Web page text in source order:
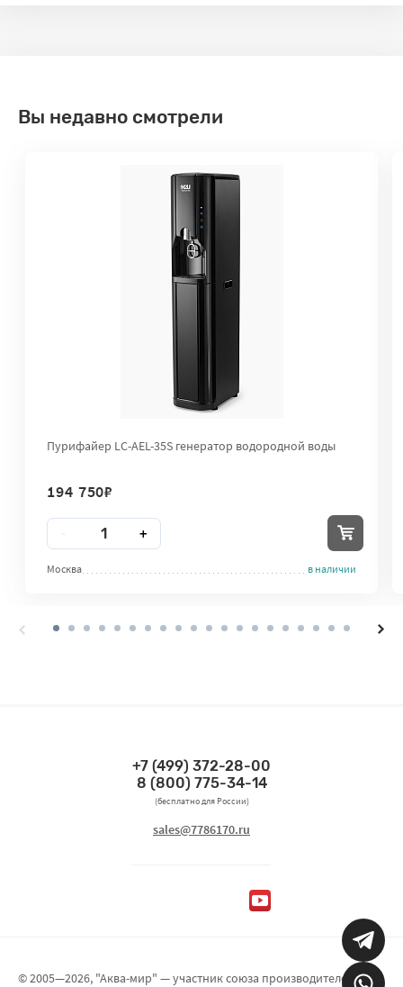
Вы недавно смотрели
Пурифайер LC-AEL-35S генератор водородной воды
194 750₽
Количество +
Москва в наличии
Связаться по телефонам
+7 (499) 372-28-00
8 (800) 775-34-14
(бесплатно для России)
Связаться по email
sales@7786170.ru
Мы в социальных сетях
© 2005—2026, "Аква-мир" — участник союза производителей